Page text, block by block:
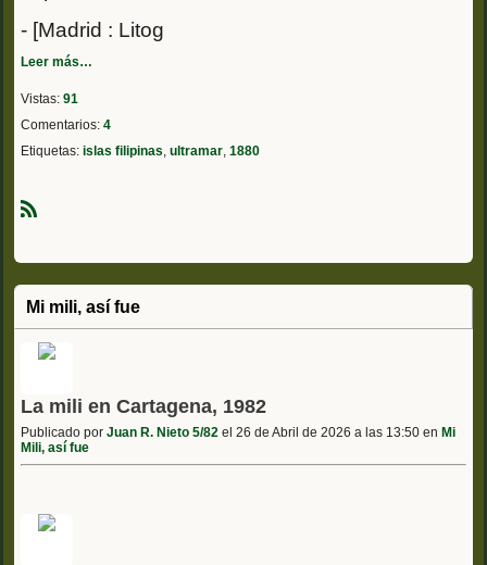
- [Madrid : Litog
Leer más…
Vistas: 91
Comentarios: 4
Etiquetas: islas filipinas, ultramar, 1880
S
Mi mili, así fue
La mili en Cartagena, 1982
Publicado por Juan R. Nieto 5/82 el 26 de Abril de 2026 a las 13:50 en Mi
Mili, así fue